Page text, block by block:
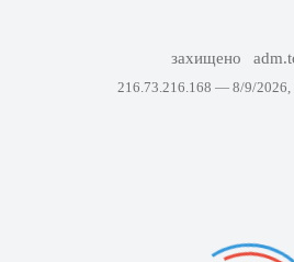
захищено
216.73.216.168 — 8/9/